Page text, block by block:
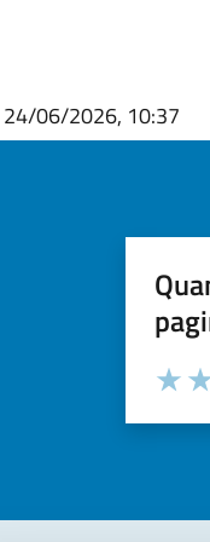
24/06/2026, 10:37
Valuta